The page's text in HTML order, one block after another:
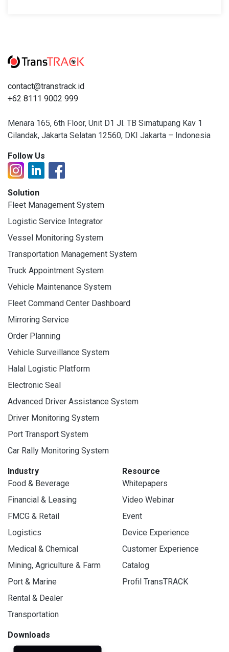
contact@transtrack.id
+62 8111 9002 999
Menara 165, 6th Floor, Unit D1 Jl. TB Simatupang Kav 1
Cilandak, Jakarta Selatan 12560, DKI Jakarta – Indonesia
Follow Us
Solution
Fleet Management System
Logistic Service Integrator
Vessel Monitoring System
Transportation Management System
Truck Appointment System
Vehicle Maintenance System
Fleet Command Center Dashboard
Mirroring Service
Order Planning
Vehicle Surveillance System
Halal Logistic Platform
Electronic Seal
Advanced Driver Assistance System
Driver Monitoring System
Port Transport System
Car Rally Monitoring System
Industry
Food & Beverage
Financial & Leasing
FMCG & Retail
Logistics
Medical & Chemical
Mining, Agriculture & Farm
Port & Marine
Rental & Dealer
Transportation
Resource
Whitepapers
Video Webinar
Event
Device Experience
Customer Experience
Catalog
Profil TransTRACK
Downloads